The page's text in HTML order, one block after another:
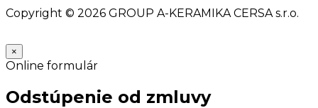
Copyright © 2026 GROUP A-KERAMIKA CERSA s.r.o.
×
Online formulár
Odstúpenie od zmluvy